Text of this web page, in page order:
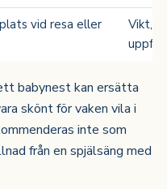
vid resa eller
Vikt,
babynest kan ersätta
skönt för vaken vila i
inte som
från en spjälsäng med